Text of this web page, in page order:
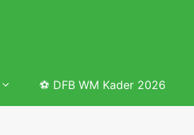
⚽ DFB WM Kader 2026